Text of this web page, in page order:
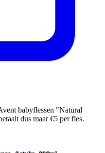
babyflessen "Natural
dus maar €5 per fles.